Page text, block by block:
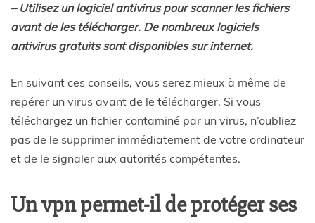
– Utilisez un logiciel antivirus pour scanner les fichiers
avant de les télécharger. De nombreux logiciels
antivirus gratuits sont disponibles sur internet.
En suivant ces conseils, vous serez mieux à même de
repérer un virus avant de le télécharger. Si vous
téléchargez un fichier contaminé par un virus, n’oubliez
pas de le supprimer immédiatement de votre ordinateur
et de le signaler aux autorités compétentes.
Un vpn permet-il de protéger ses